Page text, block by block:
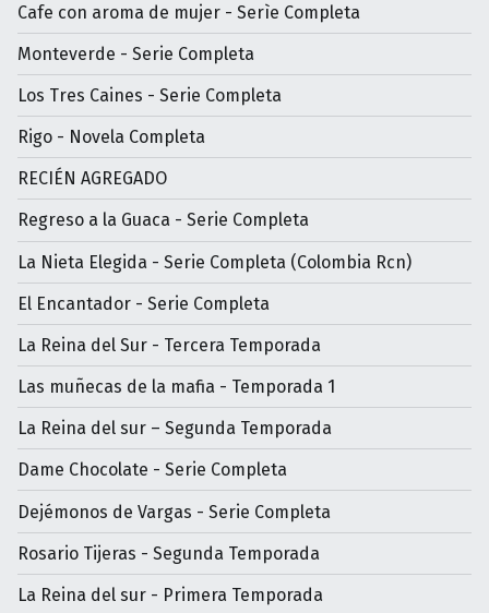
Cafe con aroma de mujer - Serìe Completa
Monteverde - Serie Completa
Los Tres Caines - Serie Completa
Rigo - Novela Completa
RECIÉN AGREGADO
Regreso a la Guaca - Serie Completa
La Nieta Elegida - Serie Completa (Colombia Rcn)
El Encantador - Serie Completa
La Reina del Sur - Tercera Temporada
Las muñecas de la mafia - Temporada 1
La Reina del sur – Segunda Temporada
Dame Chocolate - Serie Completa
Dejémonos de Vargas - Serie Completa
Rosario Tijeras - Segunda Temporada
La Reina del sur - Primera Temporada